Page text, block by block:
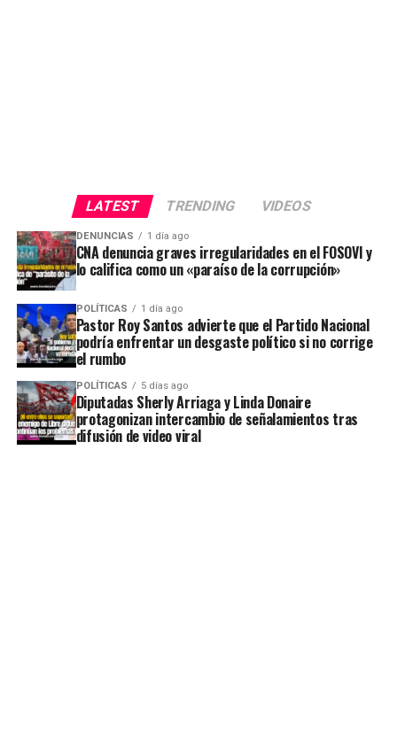
LATEST TRENDING VIDEOS
DENUNCIAS 1 día ago
CNA denuncia graves irregularidades en el FOSOVI y
lo califica como un «paraíso de la corrupción»
POLÍTICAS 1 día ago
Pastor Roy Santos advierte que el Partido Nacional
podría enfrentar un desgaste político si no corrige
el rumbo
POLÍTICAS 5 días ago
Diputadas Sherly Arriaga y Linda Donaire
protagonizan intercambio de señalamientos tras
difusión de video viral